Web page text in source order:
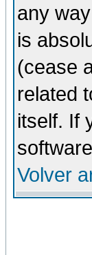
any
is
(cease
related
itself. If
Volver